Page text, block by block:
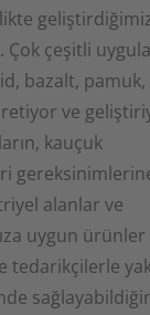
çeşitli
bazalt,
ve
kauçuk
alanlar ve
uygun ürünler